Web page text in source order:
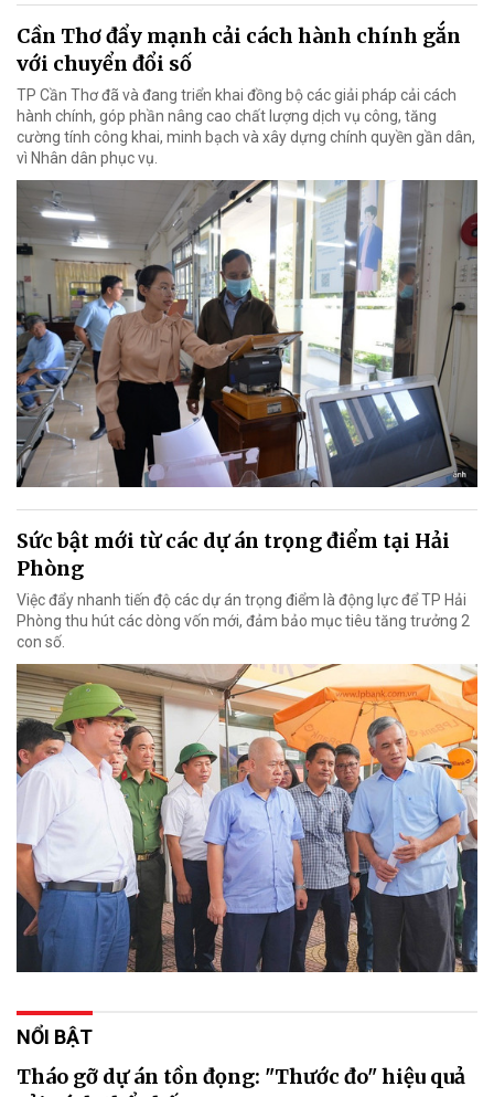
Cần Thơ đẩy mạnh cải cách hành chính gắn
với chuyển đổi số
TP Cần Thơ đã và đang triển khai đồng bộ các giải pháp cải cách
hành chính, góp phần nâng cao chất lượng dịch vụ công, tăng
cường tính công khai, minh bạch và xây dựng chính quyền gần dân,
vì Nhân dân phục vụ.
Sức bật mới từ các dự án trọng điểm tại Hải
Phòng
Việc đẩy nhanh tiến độ các dự án trọng điểm là động lực để TP Hải
Phòng thu hút các dòng vốn mới, đảm bảo mục tiêu tăng trưởng 2
con số.
NỔI BẬT
Tháo gỡ dự án tồn đọng: "Thước đo" hiệu quả